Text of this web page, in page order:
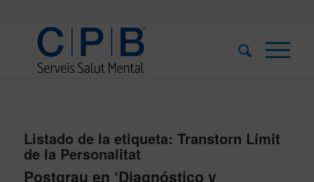
Listado de la etiqueta: Transtorn Límit
de la Personalitat
Postgrau en ‘Diagnóstico y